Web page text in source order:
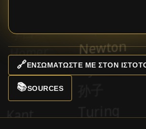
🔗ΕΝΣΩΜΑΤΏΣΤΕ ΜΕ ΣΤΟΝ
📚SOURCES